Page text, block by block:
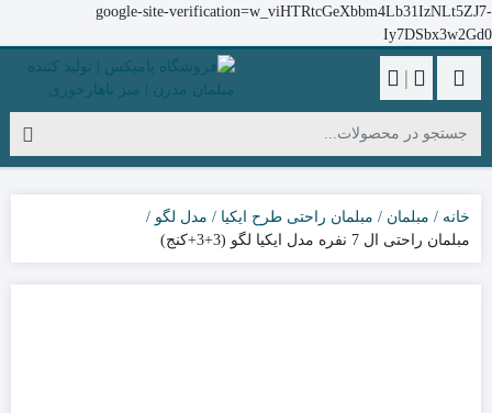
google-site-verification=w_viHTRtcGeXbbm4Lb31IzNLt5ZJ7-
Iy7DSbx3w2Gd0
|
خانه مبلمان مبلمان راحتی طرح ایکیا
مدل لگو
مبلمان راحتی ال 7 نفره مدل ایکیا لگو (3+3+کنج)